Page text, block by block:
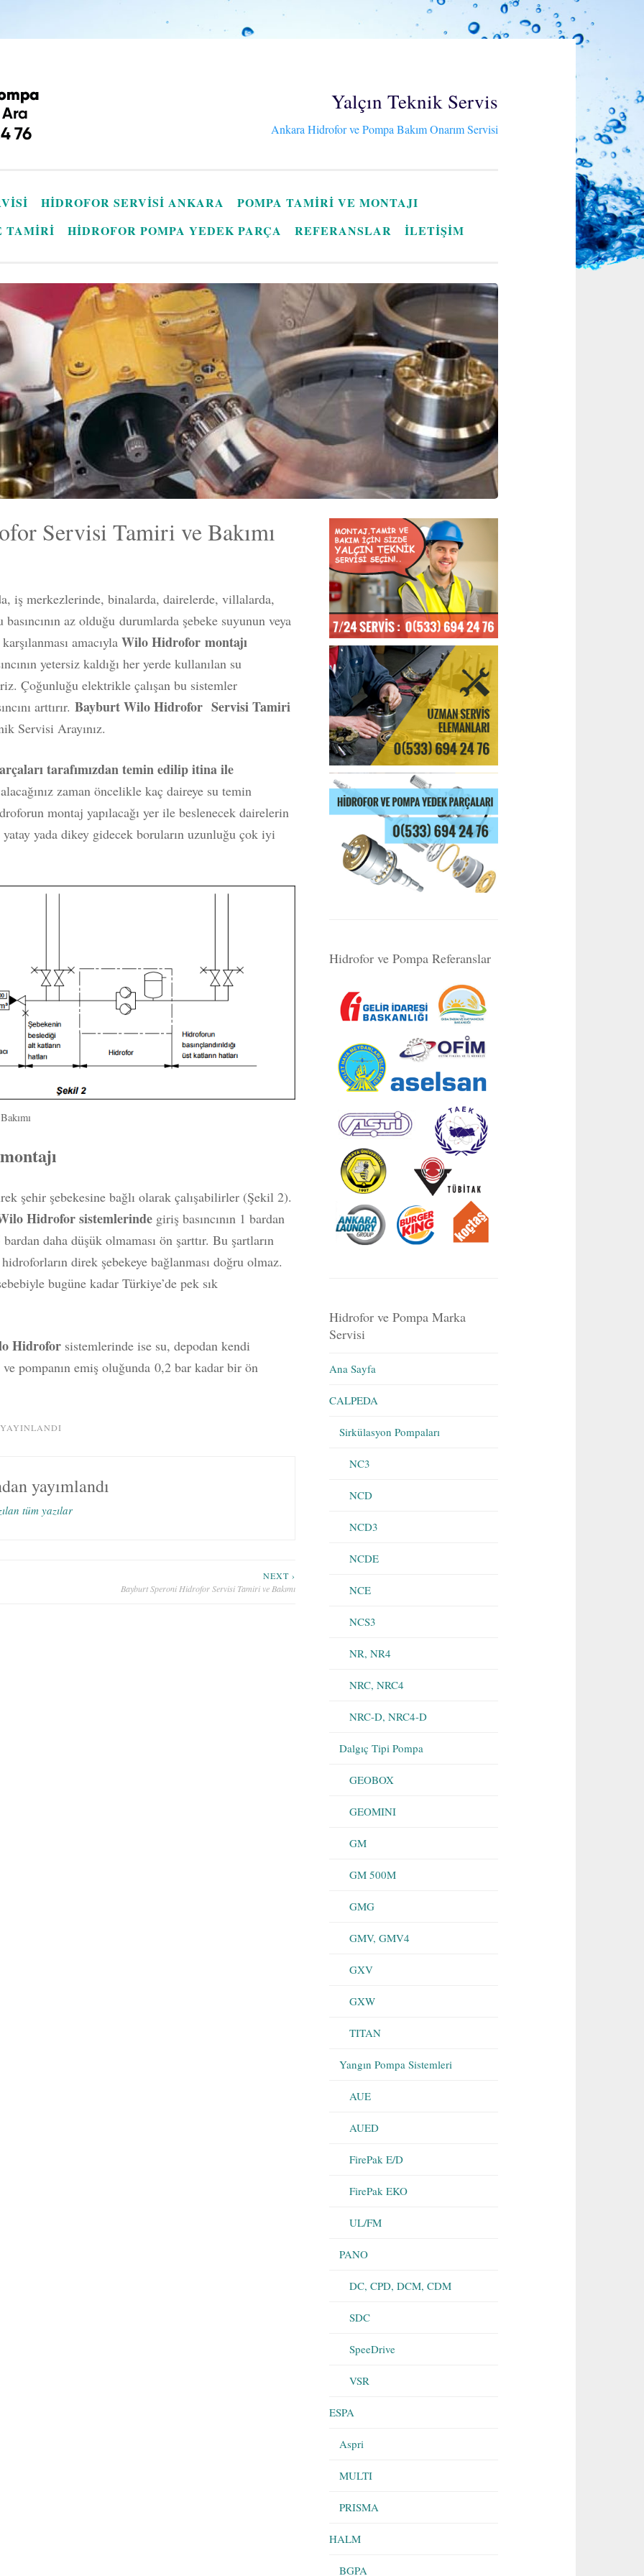
Yalçın Teknik Servis
Ankara Hidrofor ve Pompa Bakım Onarım Servisi
HIDROFOR SERVISI ANKARA
POMPA TAMIRI VE MONTAJI
TAMIRI
HIDROFOR POMPA YEDEK PARÇA REFERANSLAR İLETİŞİM
Servisi Tamiri ve Bakımı
iş merkezlerinde, binalarda, dairelerde, villalarda,
az olduğu durumlarda şebeke suyunun veya
amacıylaWilo Hidrofor montajı
yetersiz kaldığı her yerde kullanılan su
Çoğunluğu elektrikle çalışan bu sistemler
arttırır. Bayburt Wilo Hidrofor Servisi Tamiri
Servisi Arayınız.
tarafımızdan temin edilip itina ile
alacağınız zaman öncelikle kaç daireye su temin
montaj yapılacağı yer ile beslenecek dairelerin
yatay yada dikey gidecek boruların uzunluğu çok iyi
şehir şebekesine bağlı olarak çalışabilirler (Şekil 2).
Hidrofor sistemlerindegiriş basıncının 1 bardan
daha düşük olmaması ön şarttır. Bu şartların
direk şebekeye bağlanması doğru olmaz.
bugüne kadar Türkiye’de pek sık
Hidroforsistemlerinde ise su, depodan kendi
ve pompanın emiş oluğunda 0,2 bar kadar bir ön
yayımlandı
tüm yazılar
NEXT ›
Bayburt Speroni Hidrofor Servisi Tamiri ve Bakımı
Hidrofor ve Pompa Referanslar
Hidrofor ve Pompa Marka
Servisi
Ana Sayfa
CALPEDA
Sirkülasyon Pompaları
NC3
NCD
NCD3
NCDE
NCE
NCS3
NR, NR4
NRC, NRC4
NRC-D, NRC4-D
Dalgıç Tipi Pompa
GEOBOX
GEOMINI
GM
GM 500M
GMG
GMV, GMV4
GXV
GXW
TITAN
Yangın Pompa Sistemleri
AUE
AUED
FirePak E/D
FirePak EKO
UL/FM
PANO
DC, CPD, DCM, CDM
SDC
SpeeDrive
VSR
ESPA
Aspri
MULTI
PRISMA
HALM
BGPA